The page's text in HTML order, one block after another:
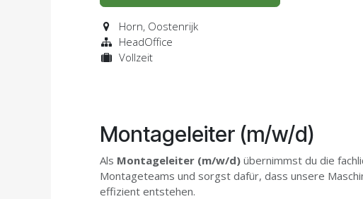
Horn, Oostenrijk
HeadOffice
Vollzeit
Montageleiter (m/w/d)
Als Montageleiter (m/w/d) übernimmst du die
Montageteams und sorgst dafür, dass unsere
effizient entstehen.